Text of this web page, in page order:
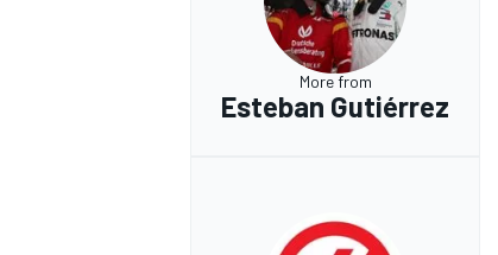
More from
Esteban Gutiérrez